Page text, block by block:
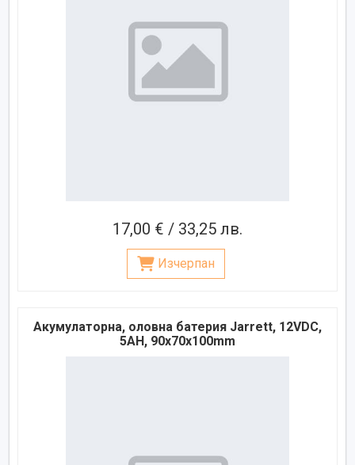
17,00 € / 33,25 лв.
Изчерпан
Акумулаторна, оловна батерия Jarrett, 12VDC,
5AH, 90х70х100mm